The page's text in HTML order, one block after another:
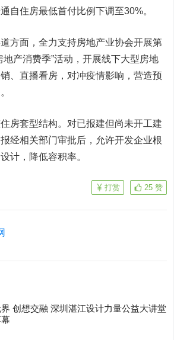
自住房最低首付比例下调至30%。
面，全力支持房地产业协会开展第
地产消费季”活动，开展线下大型房地
、直播看房，对冲疫情影响，营造预
套型结构。对已报建但尚未开工建
经相关部门审批后，允许开发企业根
计，降低容积率。
25 赞
打赏
创想交融 深圳湛江设计力量公益大讲堂